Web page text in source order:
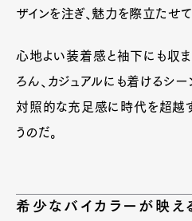
ザインを注ぎ、魅力を際立たせて
心地よい装着感と袖下にも収ま
ろん、カジュアルにも着けるシ
対照的な充足感に時代を超越
うのだ。
希少なバイカラーが映え